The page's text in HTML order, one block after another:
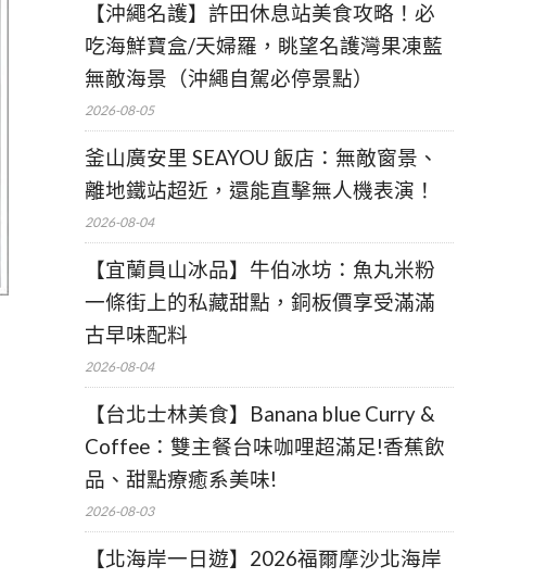
【沖繩名護】許田休息站美食攻略！必
吃海鮮寶盒/天婦羅，眺望名護灣果凍藍
無敵海景（沖繩自駕必停景點）
2026-08-05
釜山廣安里 SEAYOU 飯店：無敵窗景、
離地鐵站超近，還能直擊無人機表演！
2026-08-04
【宜蘭員山冰品】牛伯冰坊：魚丸米粉
一條街上的私藏甜點，銅板價享受滿滿
古早味配料
2026-08-04
【台北士林美食】Banana blue Curry &
Coffee：雙主餐台味咖哩超滿足!香蕉飲
品、甜點療癒系美味!
2026-08-03
【北海岸一日遊】2026福爾摩沙北海岸